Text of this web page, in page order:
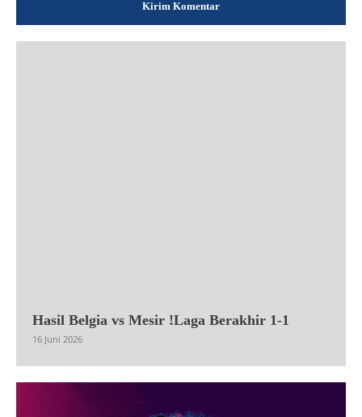
Hasil Belgia vs Mesir !Laga Berakhir 1-1
16 Juni 2026